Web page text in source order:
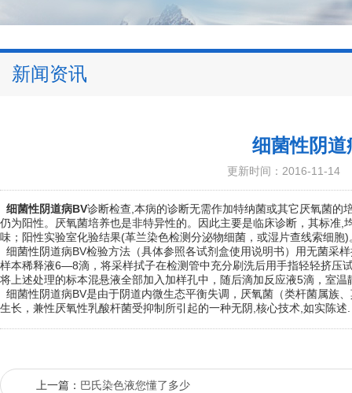
新闻资讯
细菌性阴
更新时间：2016-11-14
细菌性阴道病BV诊断检查,本病的诊断无需作加特纳菌或其它厌氧菌的
仍为阳性。厌氧菌培养也是非特异性的。因此主要是临床诊断，其标准
味；阳性实验室化验结果(革兰染色检测分泌物细菌，或湿片查线索细
细菌性阴道病BV检验方法（具体参照各试剂盒使用说明书）用无菌采
样本稀释液6—8滴，将采样拭子在检测管中充分刷洗后用手指轻轻挤压
将上述处理的标本混悬液全部加入加样孔中，随后滴加反应液5滴，室
细菌性阴道病BV是由于阴道内微生态平衡失调，厌氧菌（类杆菌属族
生长，兼性厌氧性乳酸杆菌受抑制所引起的一种无阴,核心技术,如实陈述.
上一篇： 巴氏染色液您懂了多少